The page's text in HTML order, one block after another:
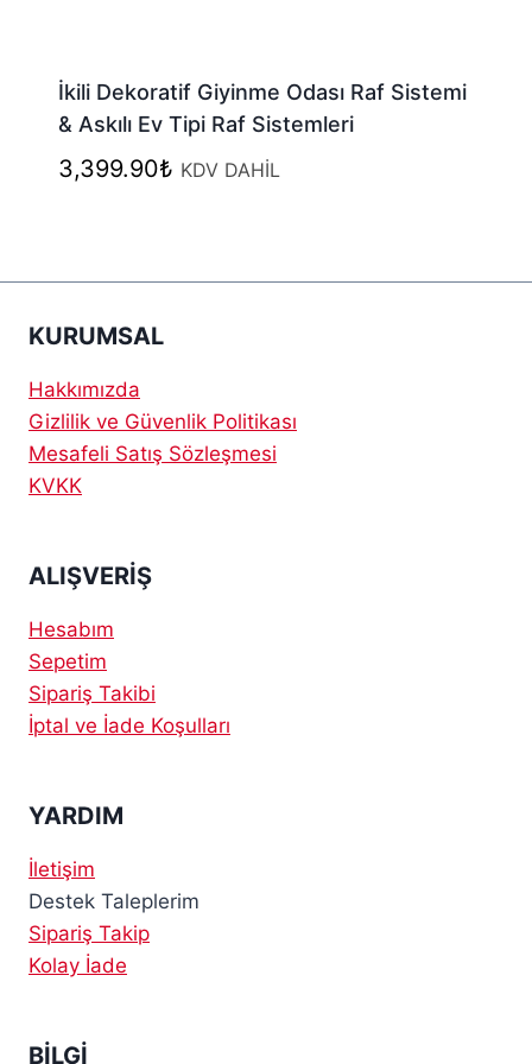
İkili Dekoratif Giyinme Odası Raf Sistemi
& Askılı Ev Tipi Raf Sistemleri
3,399.90₺ KDV DAHİL
KURUMSAL
Hakkımızda
Gizlilik ve Güvenlik Politikası
Mesafeli Satış Sözleşmesi
KVKK
ALIŞVERİŞ
Hesabım
Sepetim
Sipariş Takibi
İptal ve İade Koşulları
YARDIM
İletişim
Destek Taleplerim
Sipariş Takip
Kolay İade
BİLGİ